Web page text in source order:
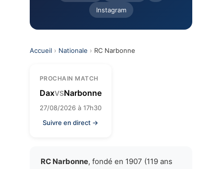
Instagram
Accueil › Nationale › RC Narbonne
PROCHAIN MATCH
DaxVSNarbonne
27/08/2026 à 17h30
Suivre en direct →
RC Narbonne, fondé en 1907 (119 ans